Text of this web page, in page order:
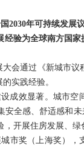
2030年可持续发展
验为全球南方国
会通过《新城市议
实践经验。
成效显著。城市空
全感、舒适感和未
开展住房发展、
市奖（上海奖），